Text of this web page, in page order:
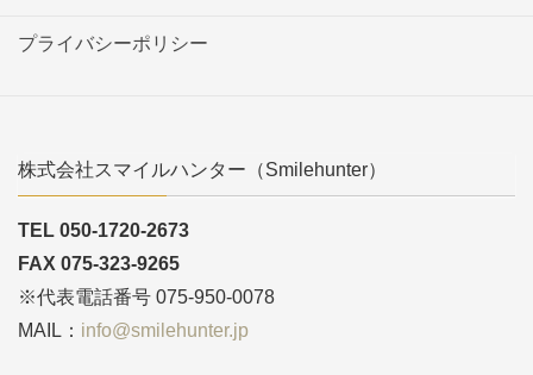
プライバシーポリシー
株式会社スマイルハンター（Smilehunter）
TEL 050-1720-2673
FAX 075-323-9265
※代表電話番号 075-950-0078
MAIL： info@smilehunter.jp